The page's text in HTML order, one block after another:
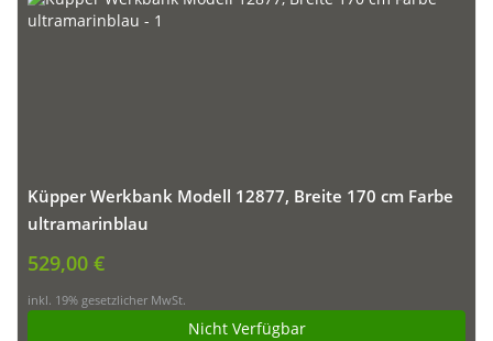
Küpper Werkbank Modell 12877, Breite 170 cm Farbe
ultramarinblau
529,00 €
inkl. 19% gesetzlicher MwSt.
Nicht Verfügbar